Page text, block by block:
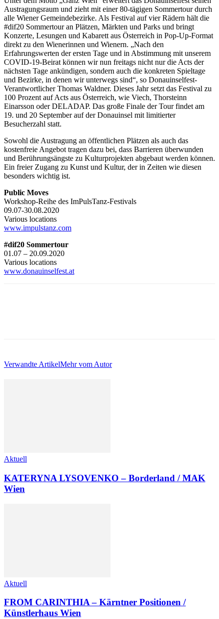
Austragungsraum und zieht mit einer 80-tägigen Sommertour durch
alle Wiener Gemeindebezirke. Als Festival auf vier Rädern hält die
#dif20 Sommertour an Plätzen, Märkten und Parks und bringt
Konzerte, Lesungen und Kabarett aus Österreich in Pop-Up-Format
direkt zu den Wienerinnen und Wienern. „Nach den
Erfahrungswerten der ersten Tage und in Abstimmung mit unserem
COVID-19-Beirat können wir nun freitags nicht nur die Acts der
nächsten Tage ankündigen, sondern auch die konkreten Spieltage
und Bezirke, in denen wir unterwegs sind“, so Donauinselfest-
Verantwortlicher Thomas Waldner. Dieses Jahr setzt das Festival zu
100 Prozent auf Acts aus Österreich, wie Viech, Thorsteinn
Einarsson oder DELADAP. Das große Finale der Tour findet am
19. und 20 September auf der Donauinsel mit limitierter
Besucherzahl statt.
Sowohl die Austragung an öffentlichen Plätzen als auch das
kostenfreie Angebot tragen dazu bei, dass Barrieren überwunden
und Berührungsängste zu Kulturprojekten abgebaut werden können.
Ein freier Zugang zu Kunst und Kultur, der in Zeiten wie diesen
besonders wichtig ist.
Public Moves
Workshop-Reihe des ImPulsTanz-Festivals
09.07-30.08.2020
Various locations
www.impulstanz.com
#dif20 Sommertour
01.07 – 20.09.2020
Various locations
www.donauinselfest.at
Verwandte ArtikelMehr vom Autor
Aktuell
KATERYNA LYSOVENKO – Borderland / MAK
Wien
Aktuell
FROM CARINTHIA – Kärntner Positionen /
Künstlerhaus Wien